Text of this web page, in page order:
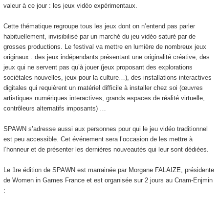
valeur à ce jour : les jeux vidéo expérimentaux.
Cette thématique regroupe tous les jeux dont on n’entend pas parler
habituellement, invisibilisé par un marché du jeu vidéo saturé par de
grosses productions. Le festival va mettre en lumière de nombreux jeux
originaux : des jeux indépendants présentant une originalité créative, des
jeux qui ne servent pas qu’à jouer (jeux proposant des explorations
sociétales nouvelles, jeux pour la culture…), des installations interactives
digitales qui requièrent un matériel difficile à installer chez soi (œuvres
artistiques numériques interactives, grands espaces de réalité virtuelle,
contrôleurs alternatifs imposants) …
SPAWN s’adresse aussi aux personnes pour qui le jeu vidéo traditionnel
est peu accessible. Cet événement sera l’occasion de les mettre à
l’honneur et de présenter les dernières nouveautés qui leur sont dédiées.
Le 1re édition de SPAWN est marrainée par Morgane FALAIZE, présidente
de Women in Games France et est organisée sur 2 jours au Cnam-Enjmin
: